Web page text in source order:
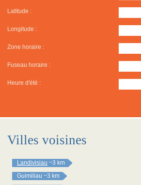
Latitude :
Longitude :
Zone horaire :
Fuseau horaire :
Heure d'été :
Villes voisines
Landivisiau ~3 km
Guimiliau ~3 km